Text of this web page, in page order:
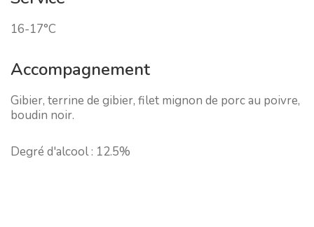
16-17°C
Accompagnement
Gibier, terrine de gibier, filet mignon de porc au poivre,
boudin noir.
Degré d'alcool : 12.5%